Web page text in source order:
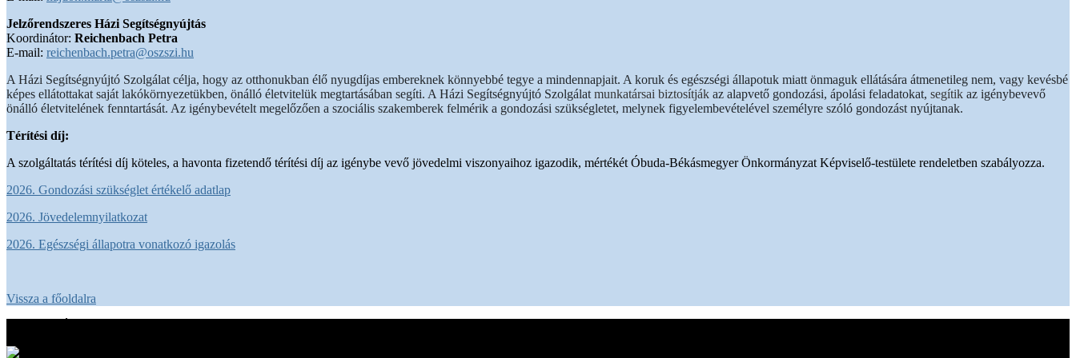
Jelzőrendszeres Házi Segítségnyújtás
Koordinátor: Reichenbach Petra
E-mail: reichenbach.petra@oszszi.hu
A Házi Segítségnyújtó Szolgálat célja, hogy az otthonukban élő nyugdíjas embereknek könnyebbé tegye a mindennapjait. A koruk és egészségi állapotuk miatt önmaguk ellátására átmenetileg nem, vagy kevésbé
képes ellátottakat saját lakókörnyezetükben, önálló életvitelük megtartásában segíti. A Házi Segítségnyújtó Szolgálat munkatársai biztosítják az alapvető gondozási, ápolási feladatokat, segítik az igénybevevő
önálló életvitelének fenntartását. Az igénybevételt megelőzően a szociális szakemberek felmérik a gondozási szükségletet, melynek figyelembevételével személyre szóló gondozást nyújtanak.
Térítési díj:
A szolgáltatás térítési díj köteles, a havonta fizetendő térítési díj az igénybe vevő jövedelmi viszonyaihoz igazodik, mértékét Óbuda-Békásmegyer Önkormányzat Képviselő-testülete rendeletben szabályozza.
2026. Gondozási szükséglet értékelő adatlap
2026. Jövedelemnyilatkozat
2026. Egészségi állapotra vonatkozó igazolás
Vissza a főoldalra